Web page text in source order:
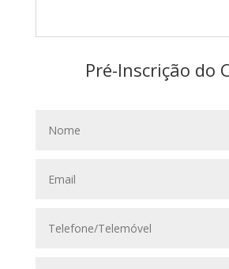
Pré-Inscrição do